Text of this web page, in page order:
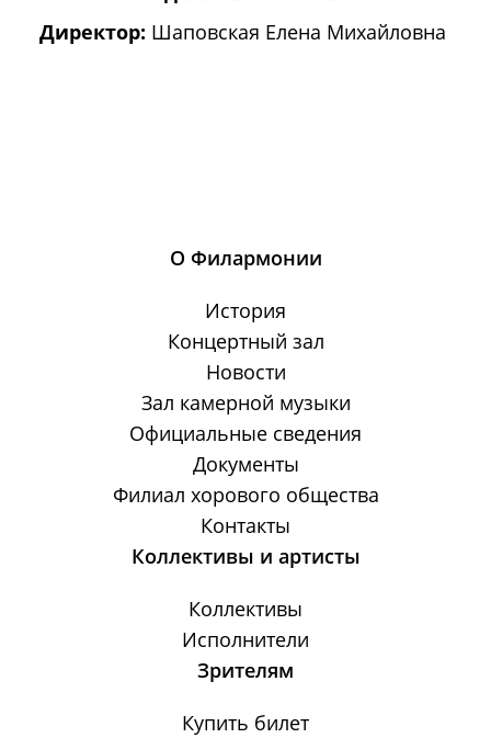
Директор: Шаповская Елена Михайловна
О Филармонии
История
Концертный зал
Новости
Зал камерной музыки
Официальные сведения
Документы
Филиал хорового общества
Контакты
Коллективы и артисты
Коллективы
Исполнители
Зрителям
Купить билет